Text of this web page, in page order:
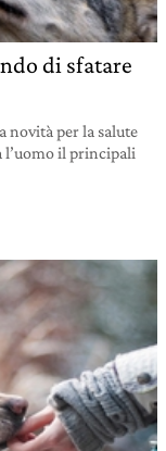
di sfatare
novità per la salute
l’uomo il principali